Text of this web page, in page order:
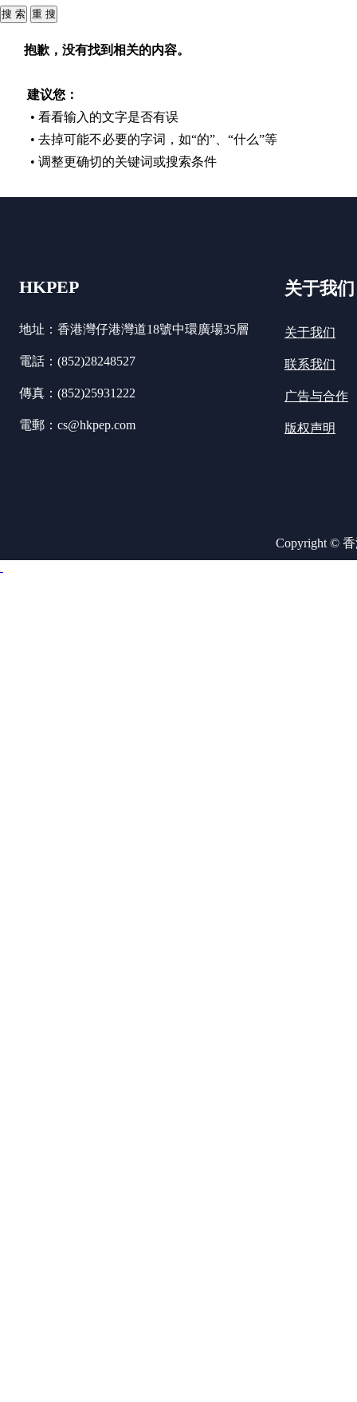
抱歉，没有找到相关的内容。
建议您：
• 看看输入的文字是否有误
• 去掉可能不必要的字词，如“的”、“什么”等
• 调整更确切的关键词或搜索条件
HKPEP
地址：香港灣仔港灣道18號中環廣場35層
電話：(852)28248527
傳真：(852)25931222
電郵：cs@hkpep.com
关于我们
关于我们
联系我们
广告与合作
版权声明
Copyright © 香